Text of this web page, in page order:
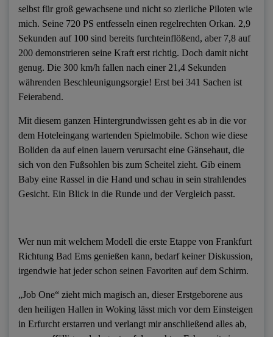
selbst für groß gewachsene und nicht so zierliche Piloten wie
mich. Seine 720 PS entfesseln einen regelrechten Orkan. 2,9
Sekunden auf 100 sind bereits furchteinflößend, aber 7,8 auf
200 demonstrieren seine Kraft erst richtig. Doch damit nicht
genug. Die 300 km/h fallen nach einer 21,4 Sekunden
währenden Beschleunigungsorgie! Erst bei 341 Sachen ist
Feierabend.
Mit diesem ganzen Hintergrundwissen geht es ab in die vor
dem Hoteleingang wartenden Spielmobile. Schon wie diese
Boliden da auf einen lauern verursacht eine Gänsehaut, die
sich von den Fußsohlen bis zum Scheitel zieht. Gib einem
Baby eine Rassel in die Hand und schau in sein strahlendes
Gesicht. Ein Blick in die Runde und der Vergleich passt.
Wer nun mit welchem Modell die erste Etappe von Frankfurt
Richtung Bad Ems genießen kann, bedarf keiner Diskussion,
irgendwie hat jeder schon seinen Favoriten auf dem Schirm.
„Job One“ zieht mich magisch an, dieser Erstgeborene aus
den heiligen Hallen in Woking lässt mich vor dem Einsteigen
in Erfurcht erstarren und verlangt mir anschließend alles ab,